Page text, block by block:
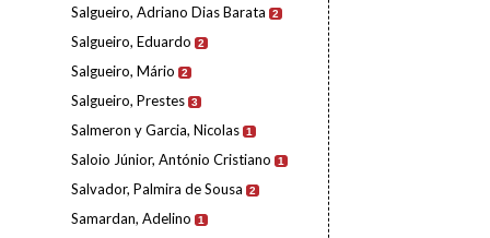
Salgueiro, Adriano Dias Barata 2
Salgueiro, Eduardo 2
Salgueiro, Mário 2
Salgueiro, Prestes 3
Salmeron y Garcia, Nicolas 1
Saloio Júnior, António Cristiano 1
Salvador, Palmira de Sousa 2
Samardan, Adelino 1